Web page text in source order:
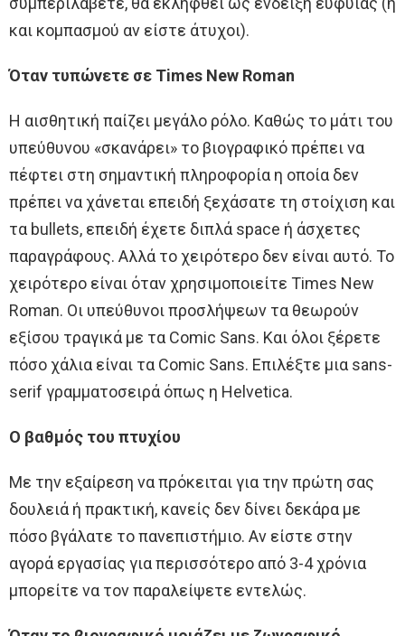
και κομπασμού αν είστε άτυχοι).
Όταν τυπώνετε σε Times New Roman
Η αισθητική παίζει μεγάλο ρόλο. Καθώς το μάτι του
υπεύθυνου «σκανάρει» το βιογραφικό πρέπει να
πέφτει στη σημαντική πληροφορία η οποία δεν
πρέπει να χάνεται επειδή ξεχάσατε τη στοίχιση και
τα bullets, επειδή έχετε διπλά space ή άσχετες
παραγράφους. Αλλά το χειρότερο δεν είναι αυτό. Το
χειρότερο είναι όταν χρησιμοποιείτε Times New
Roman. Οι υπεύθυνοι προσλήψεων τα θεωρούν
εξίσου τραγικά με τα Comic Sans. Και όλοι ξέρετε
πόσο χάλια είναι τα Comic Sans. Επιλέξτε μια sans-
serif γραμματοσειρά όπως η Helvetica.
O βαθμός του πτυχίου
Με την εξαίρεση να πρόκειται για την πρώτη σας
δουλειά ή πρακτική, κανείς δεν δίνει δεκάρα με
πόσο βγάλατε το πανεπιστήμιο. Αν είστε στην
αγορά εργασίας για περισσότερο από 3-4 χρόνια
μπορείτε να τον παραλείψετε εντελώς.